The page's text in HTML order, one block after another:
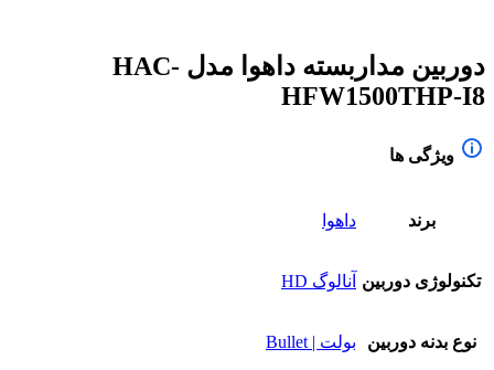
دوربین مداربسته داهوا مدل HAC-
HFW1500THP-I8
ویژگی ها
برند داهوا
تکنولوژی دوربین آنالوگ HD
نوع بدنه دوربین بولت | Bullet